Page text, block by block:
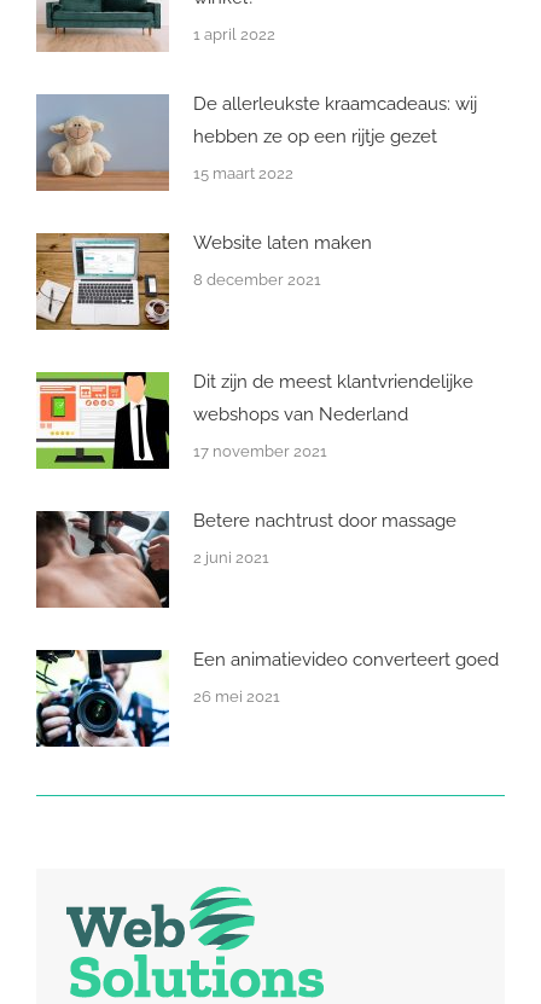
1 april 2022
De allerleukste kraamcadeaus: wij
hebben ze op een rijtje gezet
15 maart 2022
Website laten maken
8 december 2021
Dit zijn de meest klantvriendelijke
webshops van Nederland
17 november 2021
Betere nachtrust door massage
2 juni 2021
Een animatievideo converteert goed
26 mei 2021